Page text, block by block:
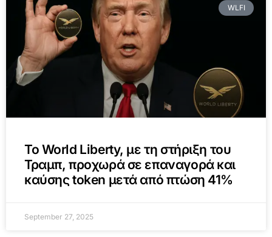
WLFI
Το World Liberty, με τη στήριξη του
Τραμπ, προχωρά σε επαναγορά και
καύσης token μετά από πτώση 41%
September 27, 2025